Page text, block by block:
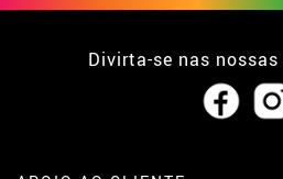
Divirta-se nas